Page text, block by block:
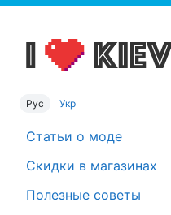
Рус Укр
Статьи о моде
Скидки в магазинах
Полезные советы